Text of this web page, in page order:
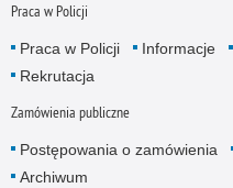
Praca w Policji
Praca w Policji Informacje
Rekrutacja
Zamówienia publiczne
Postępowania o zamówienia
Archiwum